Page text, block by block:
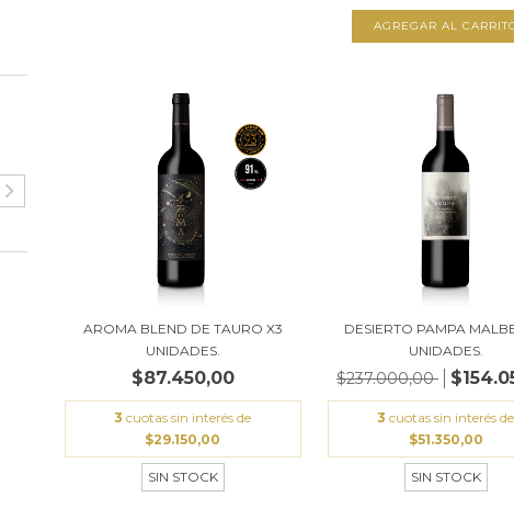
AGREGAR AL
AROMA BLEND DE TAURO X3
UNIDADES.
$87.450,00
3 cuotas sin interés de
$29.150,00
SIN STOCK
DESIERTO PAMPA
UNIDADES.
$237.000,00
3 cuotas sin interés de
$51.350,00
SIN STOCK